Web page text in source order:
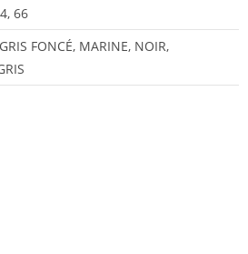
66
FONCÉ, MARINE, NOIR,